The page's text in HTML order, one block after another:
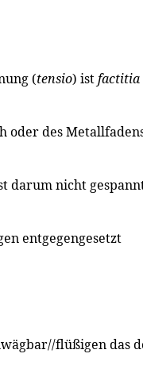
(tensio) istfactitia
oder des
darum nicht
entgegengesetzt
flüßigen das